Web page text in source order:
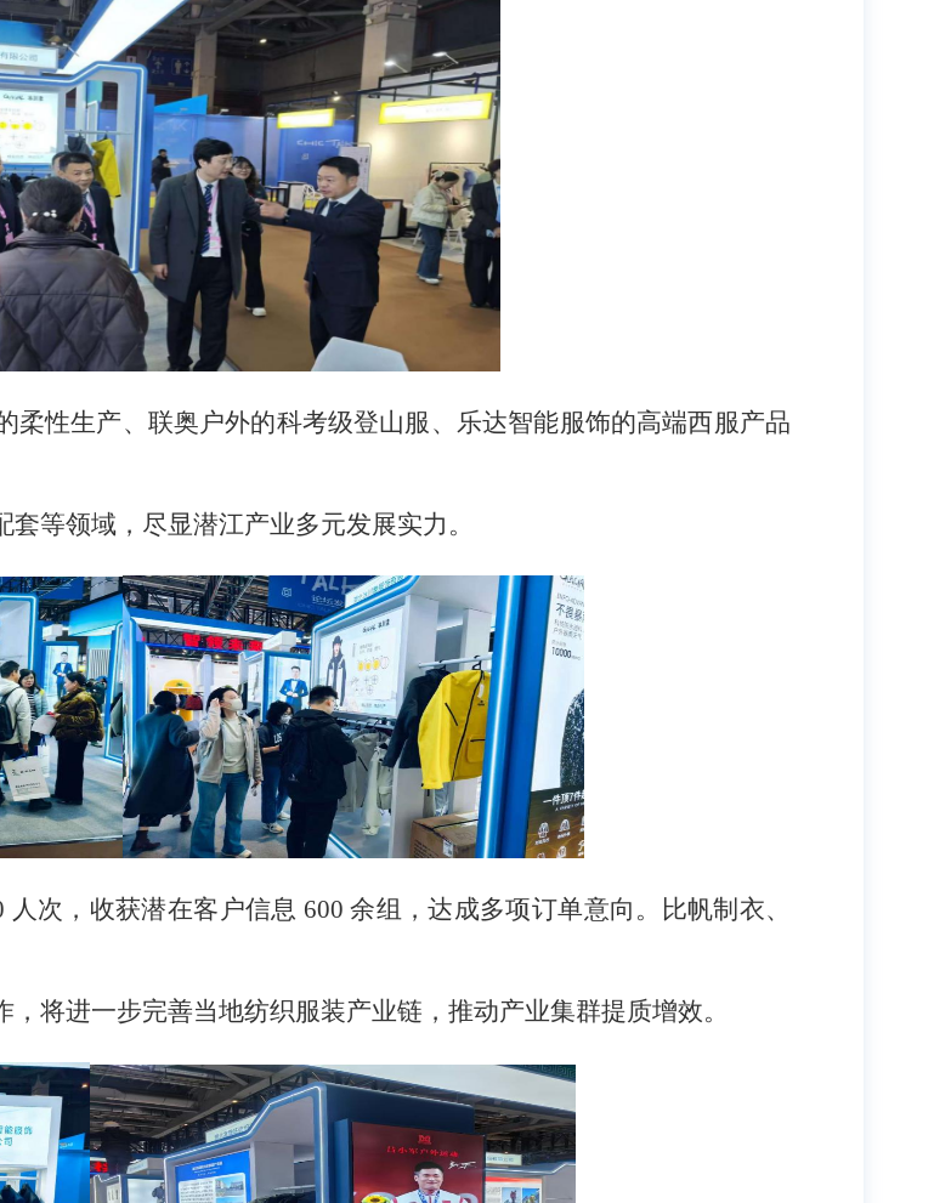
柔性生产、联奥户外的科考级登山服、乐达智能服饰的高端西服产品
等领域，尽显潜江产业多元发展实力。
次，收获潜在客户信息 600 余组，达成多项订单意向。比帆制衣、
将进一步完善当地纺织服装产业链，推动产业集群提质增效。